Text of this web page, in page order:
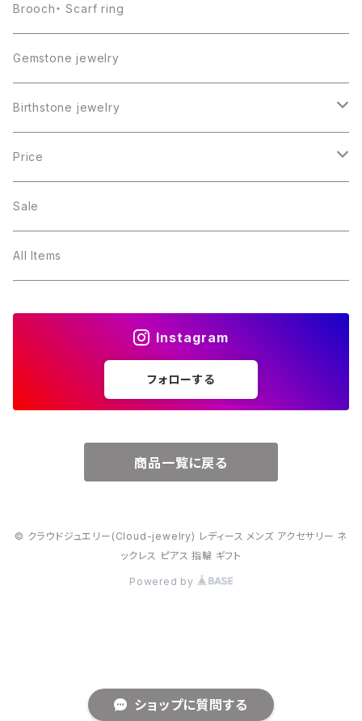
ショップに質問する
Brooch・ Scarf ring
Gemstone jewelry
Birthstone jewelry
１月・ガーネット
２月・アメジスト
３月・アクアマリン
Price
～5000円
～10000円
Sale
All Items
Instagram
フォローする
商品一覧に戻る
© クラウドジュエリー(Cloud-jewelry) レディース メンズ アクセサリー ネ
ックレス ピアス 指輪 ギフト
Powered by